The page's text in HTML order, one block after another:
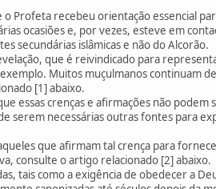
Profeta recebeu orientação essencial
ocasiões e, por vezes, esteve em
secundárias islâmicas e não do Alcorão.
que é reivindicado para
Muitos muçulmanos continuam
[1] abaixo.
essas crenças e afirmações não
serem necessárias outras fontes para
que afirmam tal crença para
consulte o artigo relacionado [2] abaixo.
tais como a exigência de obedecer a